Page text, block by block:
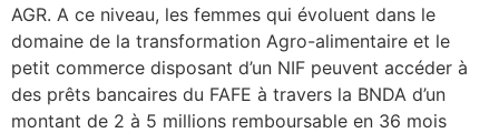
AGR. A ce niveau, les femmes qui évoluent dans le
domaine de la transformation Agro-alimentaire et le
petit commerce disposant d’un NIF peuvent accéder à
des prêts bancaires du FAFE à travers la BNDA d’un
montant de 2 à 5 millions remboursable en 36 mois